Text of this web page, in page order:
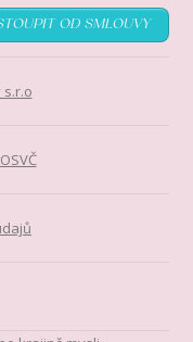
OD SMLOUVY